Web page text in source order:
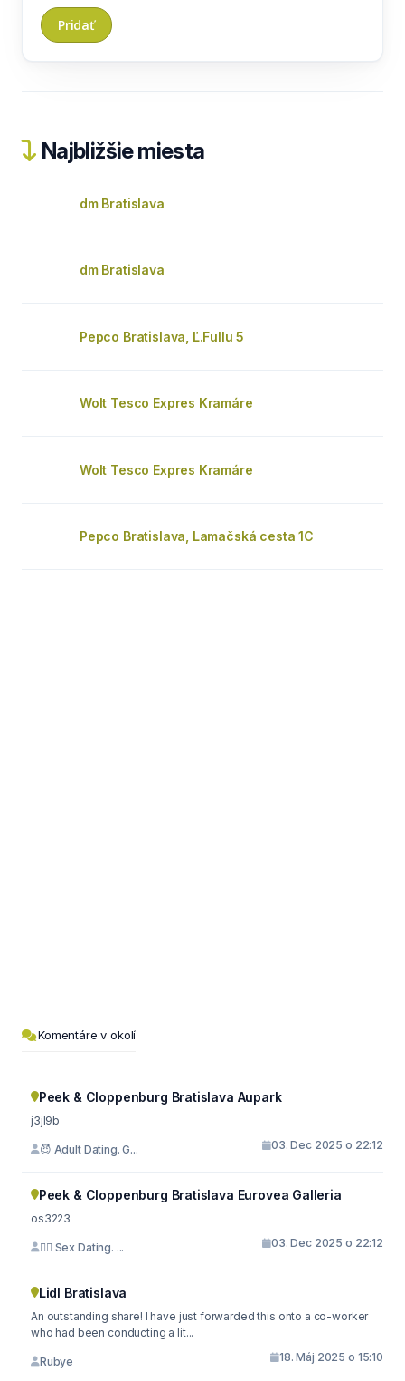
Najbližšie miesta
dm Bratislava
dm Bratislava
Pepco Bratislava, Ľ.Fullu 5
Wolt Tesco Expres Kramáre
Wolt Tesco Expres Kramáre
Pepco Bratislava, Lamačská cesta 1C
Komentáre v okolí
Peek & Cloppenburg Bratislava Aupark
j3jl9b
😈 Adult Dating. G... 03. Dec 2025 o 22:12
Peek & Cloppenburg Bratislava Eurovea Galleria
os3223
🙇‍♀️ Sex Dating. ... 03. Dec 2025 o 22:12
Lidl Bratislava
An outstanding share! I have just forwarded this onto a co-worker
who had been conducting a lit...
Rubye 18. Máj 2025 o 15:10